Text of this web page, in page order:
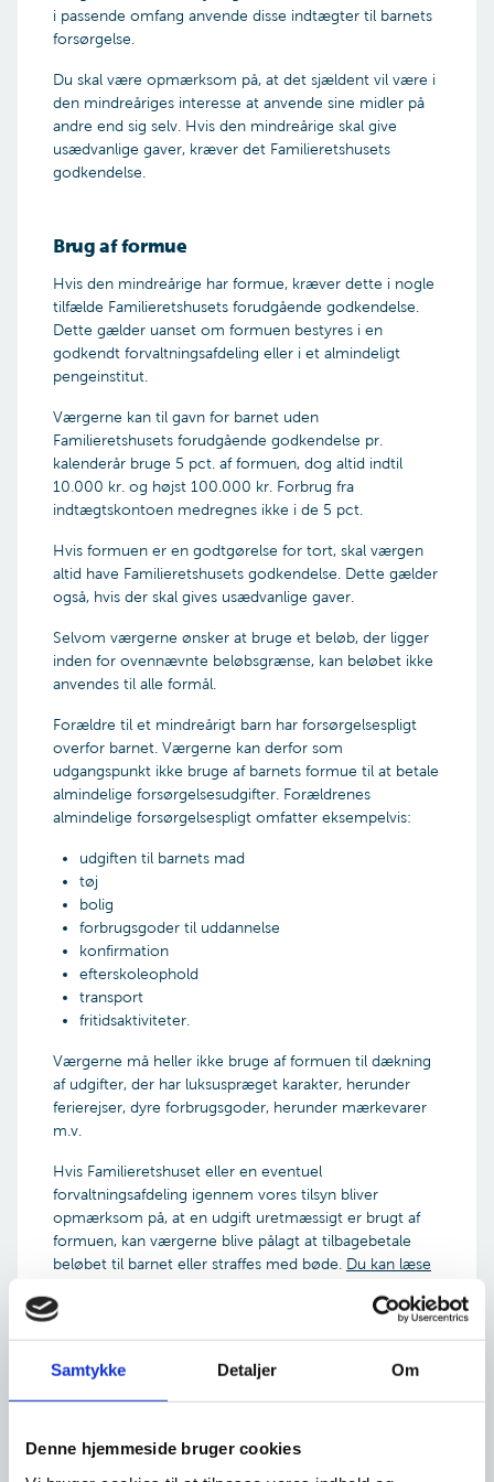
Samtykke Detaljer Om
Denne hjemmeside bruger cookies
i passende omfang anvende disse indtægter til barnets
forsørgelse.
Du skal være opmærksom på, at det sjældent vil være i
den mindreåriges interesse at anvende sine midler på
andre end sig selv. Hvis den mindreårige skal give
usædvanlige gaver, kræver det Familieretshusets
godkendelse.
Brug af formue
Hvis den mindreårige har formue, kræver dette i nogle
tilfælde Familieretshusets forudgående godkendelse.
Dette gælder uanset om formuen bestyres i en
godkendt forvaltningsafdeling eller i et almindeligt
pengeinstitut.
Værgerne kan til gavn for barnet uden
Familieretshusets forudgående godkendelse pr.
kalenderår bruge 5 pct. af formuen, dog altid indtil
10.000 kr. og højst 100.000 kr. Forbrug fra
indtægtskontoen medregnes ikke i de 5 pct.
Hvis formuen er en godtgørelse for tort, skal værgen
altid have Familieretshusets godkendelse. Dette gælder
også, hvis der skal gives usædvanlige gaver.
Selvom værgerne ønsker at bruge et beløb, der ligger
inden for ovennævnte beløbsgrænse, kan beløbet ikke
anvendes til alle formål.
Forældre til et mindreårigt barn har forsørgelsespligt
overfor barnet. Værgerne kan derfor som
udgangspunkt ikke bruge af barnets formue til at betale
almindelige forsørgelsesudgifter. Forældrenes
almindelige forsørgelsespligt omfatter eksempelvis:
udgiften til barnets mad
tøj
bolig
forbrugsgoder til uddannelse
konfirmation
efterskoleophold
transport
fritidsaktiviteter.
Værgerne må heller ikke bruge af formuen til dækning
af udgifter, der har luksuspræget karakter, herunder
ferierejser, dyre forbrugsgoder, herunder mærkevarer
m.v.
Hvis Familieretshuset eller en eventuel
forvaltningsafdeling igennem vores tilsyn bliver
opmærksom på, at en udgift uretmæssigt er brugt af
formuen, kan værgerne blive pålagt at tilbagebetale
beløbet til barnet eller straffes med bøde. Du kan læse
Læs Mere
Hvis I vil bruge formuen til